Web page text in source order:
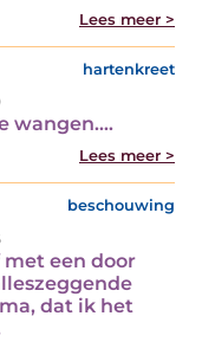
Lees meer >
hartenkreet
wangen.…
Lees meer >
beschouwing
een door
dat ik het